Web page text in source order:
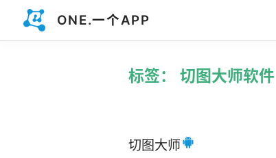
ONE.一个APP
标签： 切图大师软件
切图大师